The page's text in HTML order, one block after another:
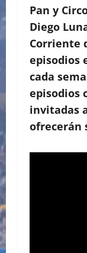
Pan y
Diego
Corriente
episodios
cada
episodios
invitadas
ofrecerán